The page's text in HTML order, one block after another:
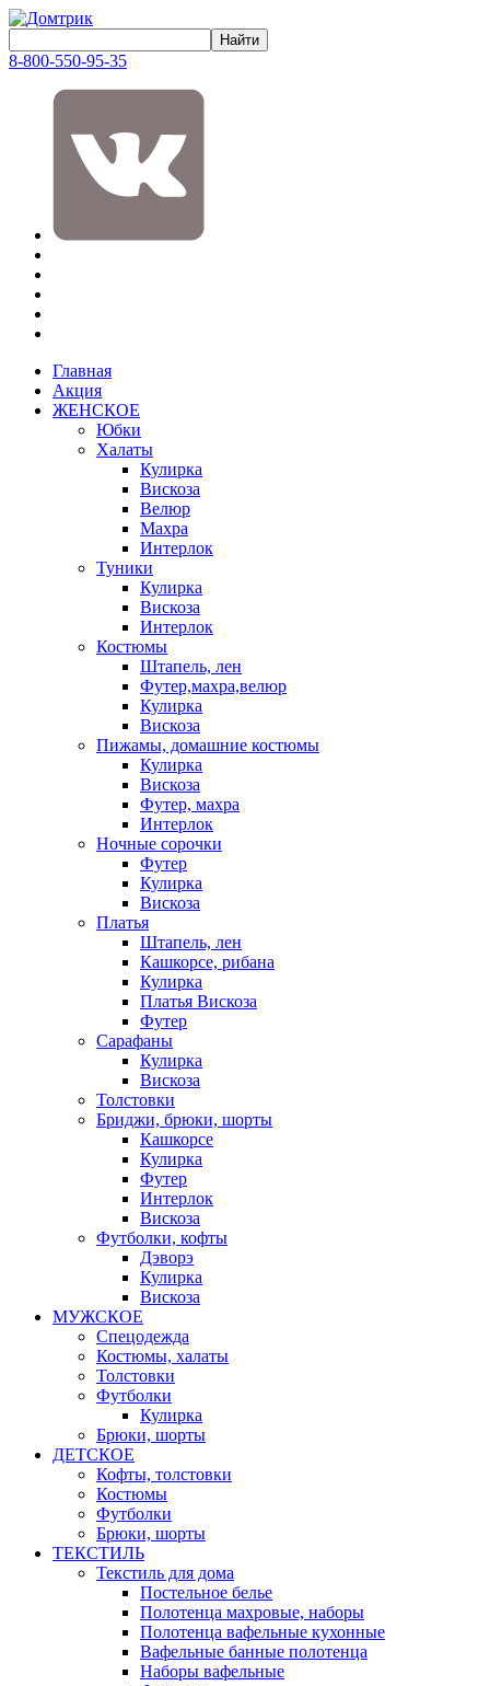
8-800-550-95-35
Главная
Акция
ЖЕНСКОЕ
Юбки
Халаты
Кулирка
Вискоза
Велюр
Махра
Интерлок
Туники
Кулирка
Вискоза
Интерлок
Костюмы
Штапель, лен
Футер,махра,велюр
Кулирка
Вискоза
Пижамы, домашние костюмы
Кулирка
Вискоза
Футер, махра
Интерлок
Ночные сорочки
Футер
Кулирка
Вискоза
Платья
Штапель, лен
Кашкорсе, рибана
Кулирка
Платья Вискоза
Футер
Сарафаны
Кулирка
Вискоза
Толстовки
Бриджи, брюки, шорты
Кашкорсе
Кулирка
Футер
Интерлок
Вискоза
Футболки, кофты
Дэворэ
Кулирка
Вискоза
МУЖСКОЕ
Спецодежда
Костюмы, халаты
Толстовки
Футболки
Кулирка
Брюки, шорты
ДЕТСКОЕ
Кофты, толстовки
Костюмы
Футболки
Брюки, шорты
ТЕКСТИЛЬ
Текстиль для дома
Постельное белье
Полотенца махровые, наборы
Полотенца вафельные кухонные
Вафельные банные полотенца
Наборы вафельные